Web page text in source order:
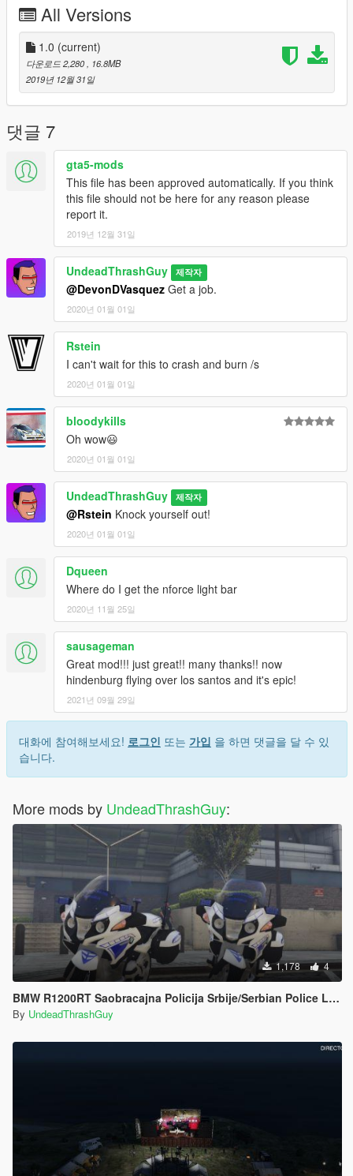
Addon:
Copy 'hindenburg' from the 'Addon' folder to
'GTAV/(mods)/update/x64/dlcpacks'.
Open OpenIV and go to
'GTAV/(mods)/update/update.rpf/common/data' and edit
'dlclist.xml'. Add this line of code: 'dlcpacks:/hindenburg/'
without ''.
Replace:
Open OpenIV and copy all the .yft & .ytd files from
'Replace' to
'GTAV/(mods)/update/x64/dlcpacks/patchday20ng/dlc.rpf
/x64/levels/gta5/vehicles.rpf'.
You're all set! Enjoy!
Just me this time! UndeadThrashGuy/CremeFraicher
Inquiry: cremefraicher@hotmail.com
All Versions
1.0 (current)
다운로드 2,280, 16.8MB
2019년 12월 31일
댓글 7
gta5-mods
This file has been approved automatically. If you think
this file should not be here for any reason please
report it.
2019년 12월 31일
UndeadThrashGuy 제작자
@DevonDVasquez Get a job.
2020년 01월 01일
Rstein
I can't wait for this to crash and burn /s
2020년 01월 01일
bloodykills
Oh wow😃
2020년 01월 01일
UndeadThrashGuy 제작자
@Rstein Knock yourself out!
2020년 01월 01일
Dqueen
Where do I get the nforce light bar
2020년 11월 25일
sausageman
Great mod!!! just great!! many thanks!! now
hindenburg flying over los santos and it's epic!
2021년 09월 29일
대화에 참여해보세요! 로그인 또는 가입 을 하면 댓글을 달 수 있
습니다.
More mods by UndeadThrashGuy:
1,178 4
BMW R1200RT Saobracajna Policija Srbije/Serbian Police Livery [ELS]
By UndeadThrashGuy